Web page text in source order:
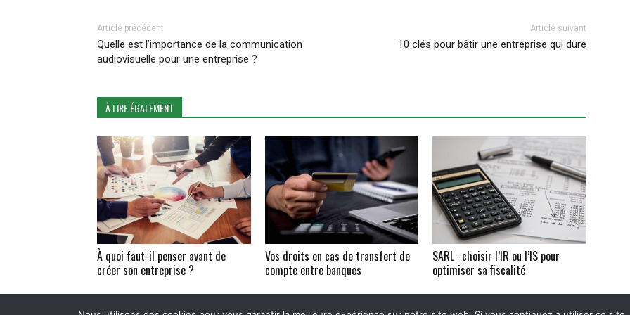
Article précédent
Quelle est l’importance de la communication
audiovisuelle pour une entreprise ?
Article suivant
10 clés pour bâtir une entreprise qui dure
À LIRE ÉGALEMENT
À quoi faut-il penser avant de
créer son entreprise ?
Vos droits en cas de transfert de
compte entre banques
SARL : choisir l’IR ou l’IS pour
optimiser sa fiscalité